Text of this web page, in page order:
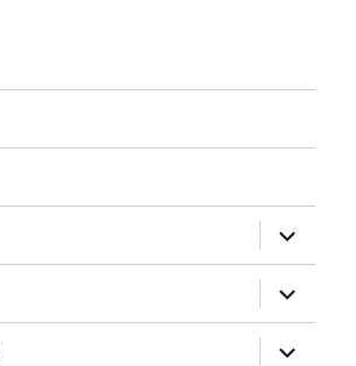
위
메
확
장
위
메